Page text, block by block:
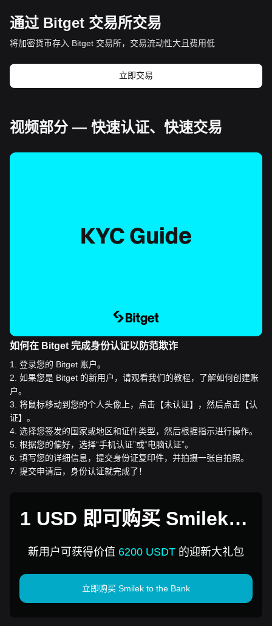
通过 Bitget 交易所交易
将加密货币存入 Bitget 交易所，交易流动性大且费用低
立即交易
视频部分 — 快速认证、快速交易
如何在 Bitget 完成身份认证以防范欺诈
1
登录您的 Bitget 账户。
2 如果您是 Bitget 的新用户，请观看我们的教程，了解如何创建账
户。
3 将鼠标移动到您的个人头像上，点击【未认证】，然后点击【认
证】。
4 选择您签发的国家或地区和证件类型，然后根据指示进行操作。
5 根据您的偏好，选择“手机认证”或“电脑认证”。
6 填写您的详细信息，提交身份证复印件，并拍摄一张自拍照。
7 提交申请后，身份认证就完成了！
1 USD 即可购买 Smilek to
the Bank
新用户可获得价值 6200 USDT 的迎新大礼包
立即购买 Smilek to the Bank